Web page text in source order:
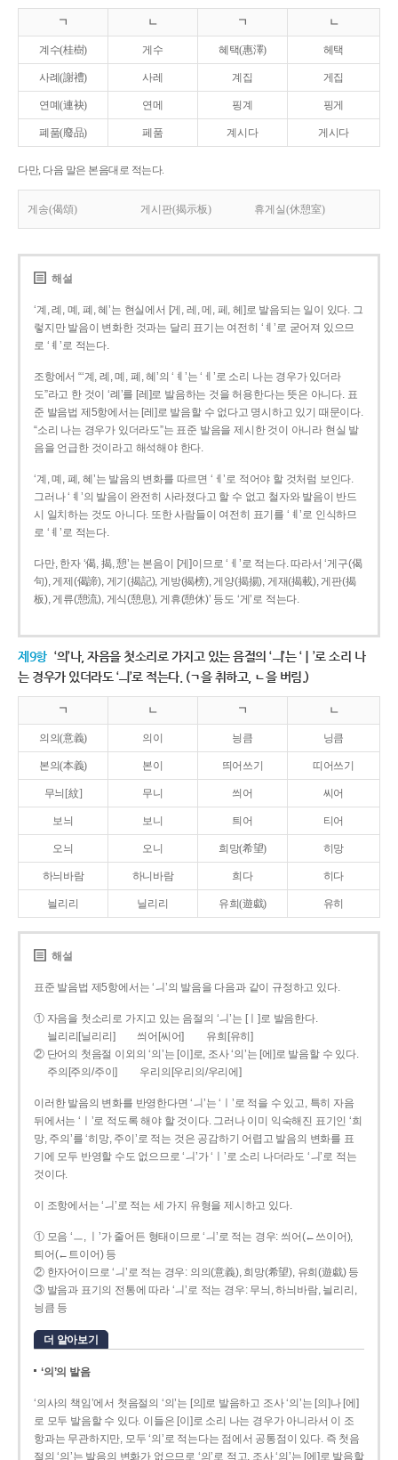
ㄱ ㄴ ㄱ ㄴ
계수(桂樹) 게수 혜택(惠澤) 헤택
사례(謝禮) 사레 계집 게집
연몌(連袂) 연메 핑계 핑게
폐품(廢品) 페품 계시다 게시다
다만, 다음 말은 본음대로 적는다.
게송(偈頌) 게시판(揭示板) 휴게실(休憩室)
해설
‘계, 례, 몌, 폐, 혜’는 현실에서 [게, 레, 메, 페, 헤]로 발음되는 일이 있다. 그
렇지만 발음이 변화한 것과는 달리 표기는 여전히 ‘ㅖ’로 굳어져 있으므
로 ‘ㅖ’로 적는다.
조항에서 “‘계, 례, 몌, 폐, 혜’의 ‘ㅖ’는 ‘ㅔ’로 소리 나는 경우가 있더라
도”라고 한 것이 ‘례’를 [레]로 발음하는 것을 허용한다는 뜻은 아니다. 표
준 발음법 제5항에서는 [레]로 발음할 수 없다고 명시하고 있기 때문이다.
“소리 나는 경우가 있더라도”는 표준 발음을 제시한 것이 아니라 현실 발
음을 언급한 것이라고 해석해야 한다.
‘계, 몌, 폐, 혜’는 발음의 변화를 따르면 ‘ㅔ’로 적어야 할 것처럼 보인다.
그러나 ‘ㅖ’의 발음이 완전히 사라졌다고 할 수 없고 철자와 발음이 반드
시 일치하는 것도 아니다. 또한 사람들이 여전히 표기를 ‘ㅖ’로 인식하므
로 ‘ㅖ’로 적는다.
다만, 한자 ‘偈, 揭, 憩’는 본음이 [게]이므로 ‘ㅔ’로 적는다. 따라서 ‘게구(偈
句), 게제(偈諦), 게기(揭記), 게방(揭榜), 게양(揭揚), 게재(揭載), 게판(揭
板), 게류(憩流), 게식(憩息), 게휴(憩休)’ 등도 ‘게’로 적는다.
제9항 ‘의’나, 자음을 첫소리로 가지고 있는 음절의 ‘ㅢ’는 ‘ㅣ’로 소리 나
는 경우가 있더라도 ‘ㅢ’로 적는다. (ㄱ을 취하고, ㄴ을 버림.)
ㄱ ㄴ ㄱ ㄴ
의의(意義) 의이 닁큼 닝큼
본의(本義) 본이 띄어쓰기 띠어쓰기
무늬[紋] 무니 씌어 씨어
보늬 보니 틔어 티어
오늬 오니 희망(希望) 히망
하늬바람 하니바람 희다 히다
늴리리 닐리리 유희(遊戱) 유히
해설
표준 발음법 제5항에서는 ‘ㅢ’의 발음을 다음과 같이 규정하고 있다.
① 자음을 첫소리로 가지고 있는 음절의 ‘ㅢ’는 [ㅣ]로 발음한다.
늴리리[닐리리]
씌어[씨어]
유희[유히]
② 단어의 첫음절 이외의 ‘의’는 [이]로, 조사 ‘의’는 [에]로 발음할 수 있다.
주의[주의/주이]
우리의[우리의/우리에]
이러한 발음의 변화를 반영한다면 ‘ㅢ’는 ‘ㅣ’로 적을 수 있고, 특히 자음
뒤에서는 ‘ㅣ’로 적도록 해야 할 것이다. 그러나 이미 익숙해진 표기인 ‘희
망, 주의’를 ‘히망, 주이’로 적는 것은 공감하기 어렵고 발음의 변화를 표
기에 모두 반영할 수도 없으므로 ‘ㅢ’가 ‘ㅣ’로 소리 나더라도 ‘ㅢ’로 적는
것이다.
이 조항에서는 ‘ㅢ’로 적는 세 가지 유형을 제시하고 있다.
① 모음 ‘ㅡ, ㅣ’가 줄어든 형태이므로 ‘ㅢ’로 적는 경우: 씌어(←쓰이어),
틔어(←트이어) 등
② 한자어이므로 ‘ㅢ’로 적는 경우: 의의(意義), 희망(希望), 유희(遊戱) 등
③ 발음과 표기의 전통에 따라 ‘ㅢ’로 적는 경우: 무늬, 하늬바람, 늴리리,
닁큼 등
더 알아보기
‘의’의 발음
‘의사의 책임’에서 첫음절의 ‘의’는 [의]로 발음하고 조사 ‘의’는 [의]나 [에]
로 모두 발음할 수 있다. 이들은 [이]로 소리 나는 경우가 아니라서 이 조
항과는 무관하지만, 모두 ‘의’로 적는다는 점에서 공통점이 있다. 즉 첫음
절의 ‘의’는 발음의 변화가 없으므로 ‘의’로 적고, 조사 ‘의’는 [에]로 발음할